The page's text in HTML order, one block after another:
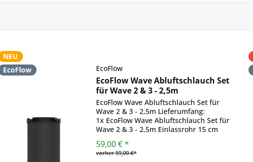
NEU
EcoFlow
EcoFlow
EcoFlow Wave Abluftschlauch Set
für Wave 2 & 3 - 2,5m
EcoFlow Wave Abluftschlauch Set für
Wave 2 & 3 - 2,5m Lieferumfang:
1x EcoFlow Wave Abluftschlauch Set für
Wave 2 & 3 - 2,5m Einlassrohr 15 cm
59,00 € *
vorher 59,00 €*